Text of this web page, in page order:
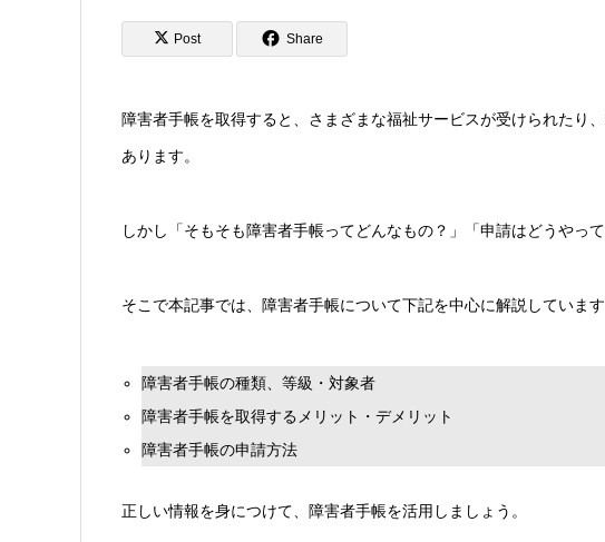
Post Share
障害者手帳を取得すると、さまざまな福祉サービスが受けられたり
あります。
しかし「そもそも障害者手帳ってどんなもの？」「申請はどうやっ
そこで本記事では、障害者手帳について下記を中心に解説しています
障害者手帳の種類、等級・対象者
障害者手帳を取得するメリット・デメリット
障害者手帳の申請方法
正しい情報を身につけて、障害者手帳を活用しましょう。